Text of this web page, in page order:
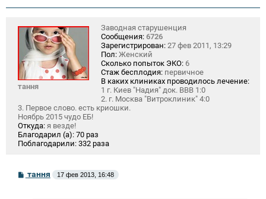
тання
Заводная старушенция
Сообщения: 6726
Зарегистрирован: 27 фев 2011, 13:29
Пол: Женский
Сколько попыток ЭКО: 6
Стаж бесплодия: первичное
В каких клиниках проводилось лечение:
1 г. Киев "Надия" док. ВВВ 1:0
2. г. Москва "Витроклиник" 4:0
3. Первое слово. есть криошки.
Ноябрь 2015 чудо ЕБ!
Откуда: я везде!
Благодарил (а): 70 раз
Поблагодарили: 332 раза
Стання 17 фев 2013, 16:48